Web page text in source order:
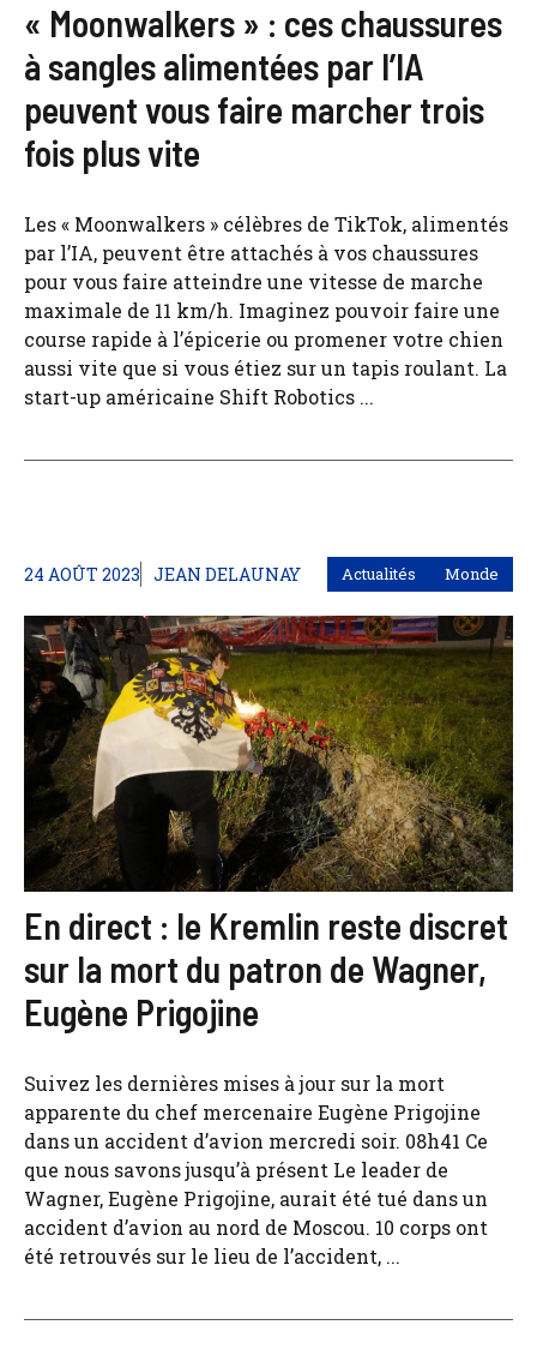
« Moonwalkers » : ces chaussures
à sangles alimentées par l’IA
peuvent vous faire marcher trois
fois plus vite
Les « Moonwalkers » célèbres de TikTok, alimentés
par l’IA, peuvent être attachés à vos chaussures
pour vous faire atteindre une vitesse de marche
maximale de 11 km/h. Imaginez pouvoir faire une
course rapide à l’épicerie ou promener votre chien
aussi vite que si vous étiez sur un tapis roulant. La
start-up américaine Shift Robotics ...
24 AOÛT 2023 JEAN DELAUNAY Actualités Monde
En direct : le Kremlin reste discret
sur la mort du patron de Wagner,
Eugène Prigojine
Suivez les dernières mises à jour sur la mort
apparente du chef mercenaire Eugène Prigojine
dans un accident d’avion mercredi soir. 08h41 Ce
que nous savons jusqu’à présent Le leader de
Wagner, Eugène Prigojine, aurait été tué dans un
accident d’avion au nord de Moscou. 10 corps ont
été retrouvés sur le lieu de l’accident, ...